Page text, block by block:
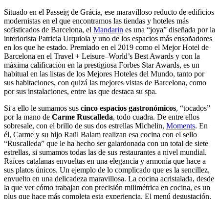
Situado en el Passeig de Grácia, ese maravilloso reducto de edificios
modernistas en el que encontramos las tiendas y hoteles más
sofisticados de Barcelona, el Mandarin es una “joya” diseñada por la
interiorista Patricia Urquiola y uno de los espacios más ensoñadores
en los que he estado. Premiado en el 2019 como el Mejor Hotel de
Barcelona en el Travel + Leisure–World’s Best Awards y con la
máxima calificación en la prestigiosa Forbes Star Awards, es un
habitual en las listas de los Mejores Hoteles del Mundo, tanto por
sus habitaciones, con quizá las mejores vistas de Barcelona, como
por sus instalaciones, entre las que destaca su spa.
Si a ello le sumamos sus cinco espacios gastronómicos, “tocados”
por la mano de Carme Ruscalleda, todo cuadra. De entre ellos
sobresale, con el brillo de sus dos estrellas Michelin, Moments. En
él, Carme y su hijo Raül Balam realizan esa cocina con el sello
“Ruscalleda” que le ha hecho ser galardonada con un total de siete
estrellas, si sumamos todas las de sus restaurantes a nivel mundial.
Raíces catalanas envueltas en una elegancia y armonía que hace a
sus platos únicos. Un ejemplo de lo complicado que es la sencillez,
envuelto en una delicadeza maravillosa. La cocina acristalada, desde
la que ver cómo trabajan con precisión milimétrica en cocina, es un
plus que hace más completa esta experiencia. El menú degustación,